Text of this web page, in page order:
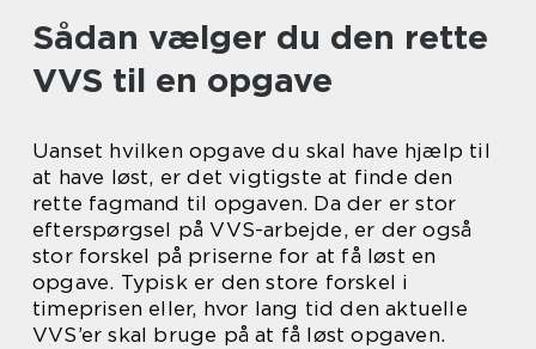
Sådan vælger du den rette
VVS til en opgave
Uanset hvilken opgave du skal have hjælp til
at have løst, er det vigtigste at finde den
rette fagmand til opgaven. Da der er stor
efterspørgsel på VVS-arbejde, er der også
stor forskel på priserne for at få løst en
opgave. Typisk er den store forskel i
timeprisen eller, hvor lang tid den aktuelle
VVS’er skal bruge på at få løst opgaven.